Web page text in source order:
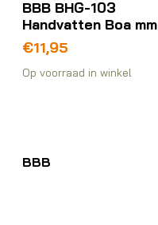
BBB BHG-103
Handvatten Boa mm
€11,95
Op voorraad in winkel
BBB